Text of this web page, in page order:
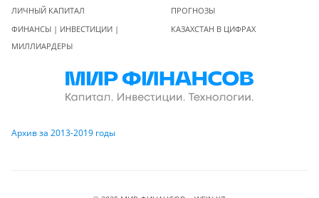
ЛИЧНЫЙ КАПИТАЛ
ФИНАНСЫ | ИНВЕСТИЦИИ |
МИЛЛИАРДЕРЫ
ПРОГНОЗЫ
КАЗАХСТАН В ЦИФРАХ
Архив за 2013-2019 годы